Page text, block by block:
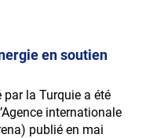
en soutien
par la Turquie a été
internationale
publié en mai